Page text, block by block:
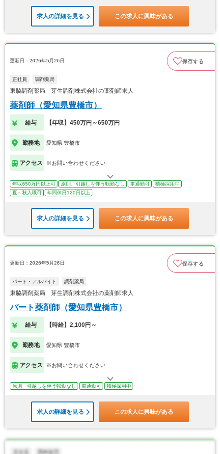
求人の詳細を見る この求人に興味がある
更新日：2026年5月26日 保存する
正社員 調剤薬局
東脇調剤薬局 芽生調剤株式会社の薬剤師求人
薬剤師（愛知県豊橋市）
給与 【年収】450万円～650万円
勤務地 愛知県 豊橋市
アクセス ※お問い合わせください
年収650万円以上可 原則、引越しを伴う転勤なし 車通勤可
積極採用中
夏～秋入職可
年間休日120日以上
求人の詳細を見る この求人に興味がある
更新日：2026年5月26日 保存する
パート・アルバイト 調剤薬局
東脇調剤薬局 芽生調剤株式会社の薬剤師求人
パート薬剤師（愛知県豊橋市）
給与 【時給】2,100円～
勤務地 愛知県 豊橋市
アクセス ※お問い合わせください
原則、引越しを伴う転勤なし 車通勤可 積極採用中
求人の詳細を見る この求人に興味がある